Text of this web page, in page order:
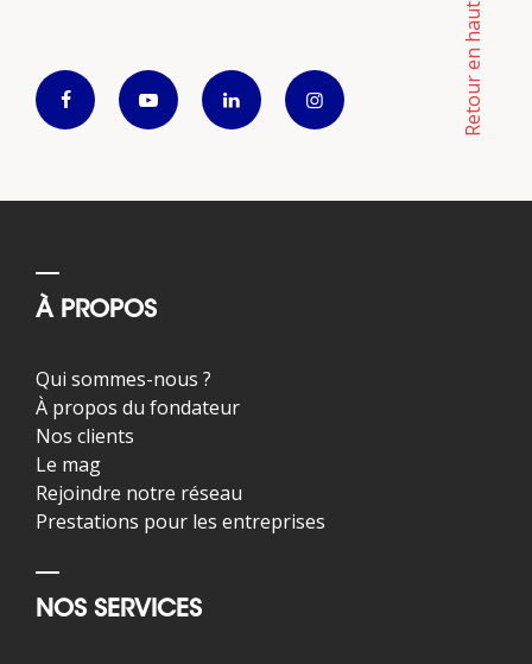
Retour en haut
À PROPOS
Qui sommes-nous ?
À propos du fondateur
Nos clients
Le mag
Rejoindre notre réseau
Prestations pour les entreprises
NOS SERVICES